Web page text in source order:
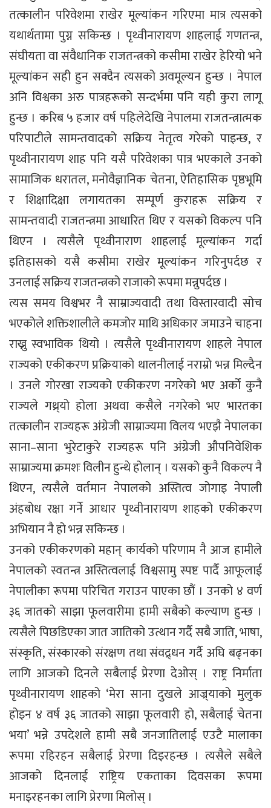
तत्कालीन परिवेशमा राखेर मूल्यांकन गरिएमा मात्र त्यसको
यथार्थतामा पुग्न सकिन्छ । पृथ्वीनारायण शाहलाई गणतन्त्र,
संघीयता वा संवैधानिक राजतन्त्रको कसीमा राखेर हेरियो भने
मूल्यांकन सही हुन सक्दैन त्यसको अवमूल्यन हुन्छ । नेपाल
अनि विश्वका अरु पात्रहरूको सन्दर्भमा पनि यही कुरा लागू
हुन्छ । करिब ५ हजार वर्ष पहिलेदेखि नेपालमा राजतन्त्रात्मक
परिपाटीले सामन्तवादको सक्रिय नेतृत्व गरेको पाइन्छ, र
पृथ्वीनारायण शाह पनि यसै परिवेशका पात्र भएकाले उनको
सामाजिक धरातल, मनोवैज्ञानिक चेतना, ऐतिहासिक पृष्ठभूमि
र शिक्षादिक्षा लगायतका सम्पूर्ण कुराहरू सक्रिय र
सामन्तवादी राजतन्त्रमा आधारित थिए र यसको विकल्प पनि
थिएन । त्यसैले पृथ्वीनाराण शाहलाई मूल्यांकन गर्दा
इतिहासको यसै कसीमा राखेर मूल्यांकन गरिनुपर्दछ र
उनलाई सक्रिय राजतन्त्रको राजाको रूपमा मन्नुपर्दछ ।
त्यस समय विश्वभर नै साम्राज्यवादी तथा विस्तारवादी सोच
भएकोले शक्तिशालीले कमजोर माथि अधिकार जमाउने चाहना
राख्नु स्वभाविक थियो । त्यसैले पृथ्वीनारायण शाहले नेपाल
राज्यको एकीकरण प्रक्रियाको थालनीलाई नराम्रो भन्न मिल्दैन
। उनले गोरखा राज्यको एकीकरण नगरेको भए अर्को कुनै
राज्यले गथ्र्यो होला अथवा कसैले नगरेको भए भारतका
तत्कालीन राज्यहरू अंग्रेजी साम्राज्यमा विलय भएझै नेपालका
साना–साना भुरेटाकुरे राज्यहरू पनि अंग्रेजी औपनिवेशिक
साम्राज्यमा क्रमशः विलीन हुन्थे होलान् । यसको कुनै विकल्प नै
थिएन, त्यसैले वर्तमान नेपालको अस्तित्व जोगाइ नेपाली
अंहबोध रक्षा गर्ने आधार पृथ्वीनारायण शाहको एकीकरण
अभियान नै हो भन्न सकिन्छ ।
उनको एकीकरणको महान् कार्यको परिणाम नै आज हामीले
नेपालको स्वतन्त्र अस्तित्वलाई विश्वसामु स्पष्ट पार्दै आफूलाई
नेपालीका रूपमा परिचित गराउन पाएका छौं । उनको ४ वर्ण
३६ जातको साझा फूलवारीमा हामी सबैको कल्याण हुन्छ ।
त्यसैले पिछडिएका जात जातिको उत्थान गर्दै सबै जाति, भाषा,
संस्कृति, संस्कारको संरक्षण तथा संवद्र्धन गर्दै अघि बढ्नका
लागि आजको दिनले सबैलाई प्रेरणा देओस् । राष्ट्र निर्माता
पृथ्वीनारायण शाहको ‘मेरा साना दुखले आज्र्याको मुलुक
होइन ४ वर्ष ३६ जातको साझा फूलवारी हो, सबैलाई चेतना
भया’ भन्ने उपदेशले हामी सबै जनजातिलाई एउटै मालाका
रूपमा रहिरहन सबैलाई प्रेरणा दिइरहन्छ । त्यसैले सबैले
आजको दिनलाई राष्ट्रिय एकताका दिवसका रूपमा
मनाइरहनका लागि प्रेरणा मिलोस् ।